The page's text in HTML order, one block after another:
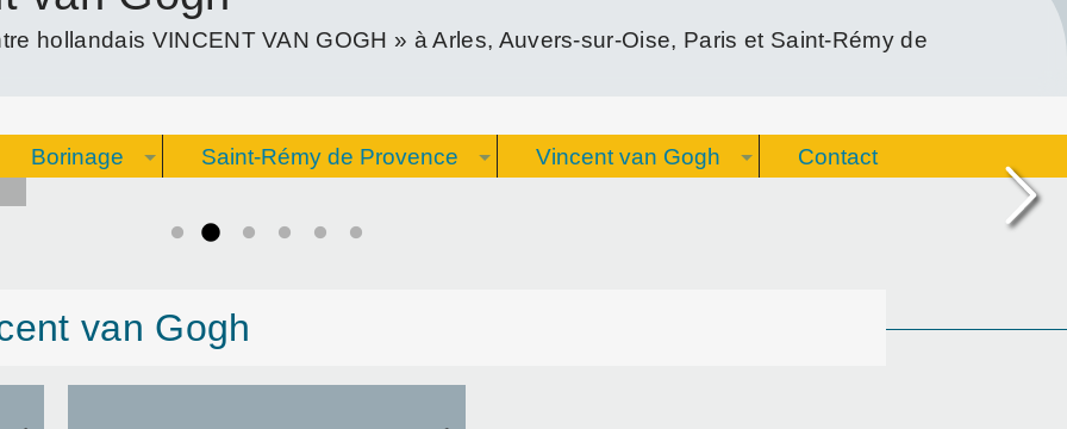
hollandais VINCENT VAN GOGH » à Arles, Auvers-sur-Oise, Paris et Saint-Rémy de
Borinage Saint-Rémy de Provence Vincent van Gogh Contact
van Gogh